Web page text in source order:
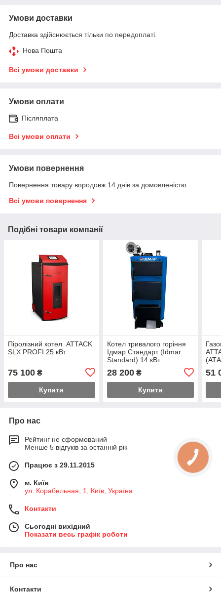
Умови доставки
Доставка здійснюється тільки по передоплаті.
Нова Пошта
Всі умови доставки
Умови оплати
Післяплата
Всі умови оплати
Умови повернення
Повернення товару впродовж 14 днів за домовленістю
Всі умови повернення
Подібні товари компанії
Піролізний котел ATTACK
SLX PROFI 25 кВт
75 100 ₴
Купити
Котел тривалого горіння
Ідмар Стандарт (Idmar
Standard) 14 кВт
28 200₴
Купити
51
Про нас
Рейтинг не сформований
Менше 5 відгуків за останній рік
Працює з 29.11.2015
м. Київ
ул. Корабельная, 1, Київ, Україна
Контакти
Сьогодні вихідний
Показати весь графік роботи
Про нас
Контакти